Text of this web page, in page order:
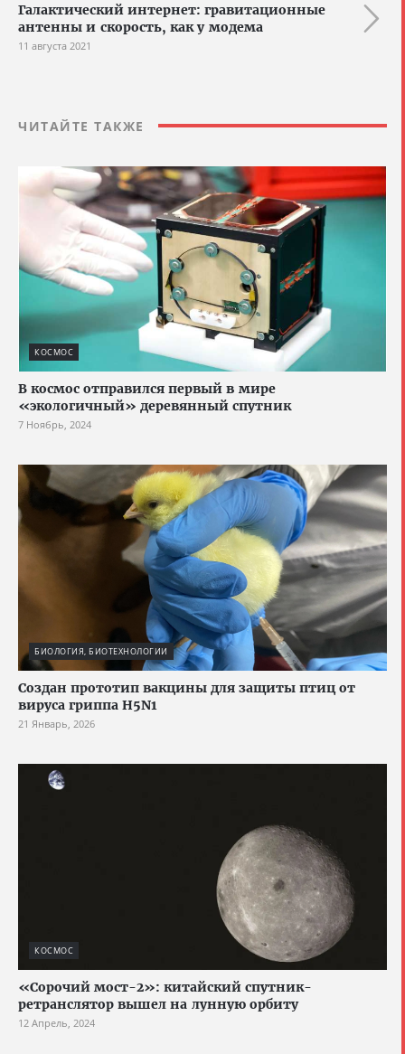
Галактический интернет: гравитационные
антенны и скорость, как у модема
11 августа 2021
ЧИТАЙТЕ ТАКЖЕ
КОСМОС
В космос отправился первый в мире
«экологичный» деревянный спутник
7 Ноябрь, 2024
БИОЛОГИЯ, БИОТЕХНОЛОГИИ
Создан прототип вакцины для защиты птиц от
вируса гриппа H5N1
21 Январь, 2026
КОСМОС
«Сорочий мост-2»: китайский спутник-
ретранслятор вышел на лунную орбиту
12 Апрель, 2024